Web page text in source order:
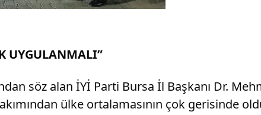
UYGULANMALI”
söz alan İYİ Parti Bursa İl Başkanı Dr.
ülke ortalamasının çok gerisinde